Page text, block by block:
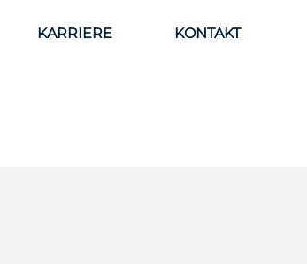
KARRIERE KONTAKT